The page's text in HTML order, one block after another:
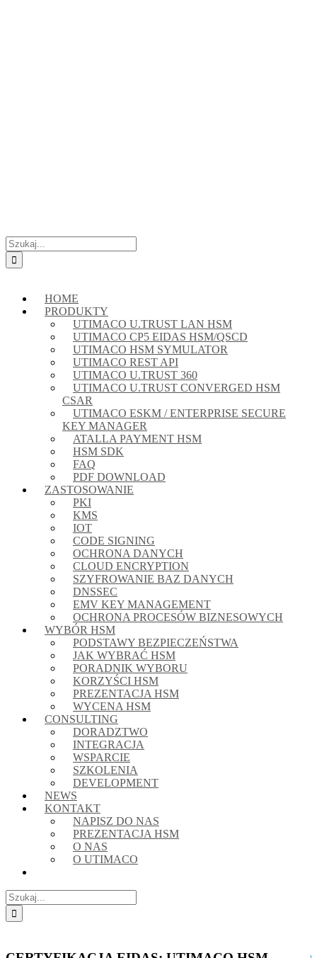
Szukaj
HOME
PRODUKTY
UTIMACO U.TRUST LAN HSM
UTIMACO CP5 EIDAS HSM/QSCD
UTIMACO HSM SYMULATOR
UTIMACO REST API
UTIMACO U.TRUST 360
UTIMACO U.TRUST CONVERGED HSM
CSAR
UTIMACO ESKM / ENTERPRISE SECURE
KEY MANAGER
ATALLA PAYMENT HSM
HSM SDK
FAQ
PDF DOWNLOAD
ZASTOSOWANIE
PKI
KMS
IOT
CODE SIGNING
OCHRONA DANYCH
CLOUD ENCRYPTION
SZYFROWANIE BAZ DANYCH
DNSSEC
EMV KEY MANAGEMENT
OCHRONA PROCESÓW BIZNESOWYCH
WYBÓR HSM
PODSTAWY BEZPIECZEŃSTWA
JAK WYBRAĆ HSM
PORADNIK WYBORU
KORZYŚCI HSM
PREZENTACJA HSM
WYCENA HSM
CONSULTING
DORADZTWO
INTEGRACJA
WSPARCIE
SZKOLENIA
DEVELOPMENT
NEWS
KONTAKT
NAPISZ DO NAS
PREZENTACJA HSM
O NAS
O UTIMACO
Szukaj